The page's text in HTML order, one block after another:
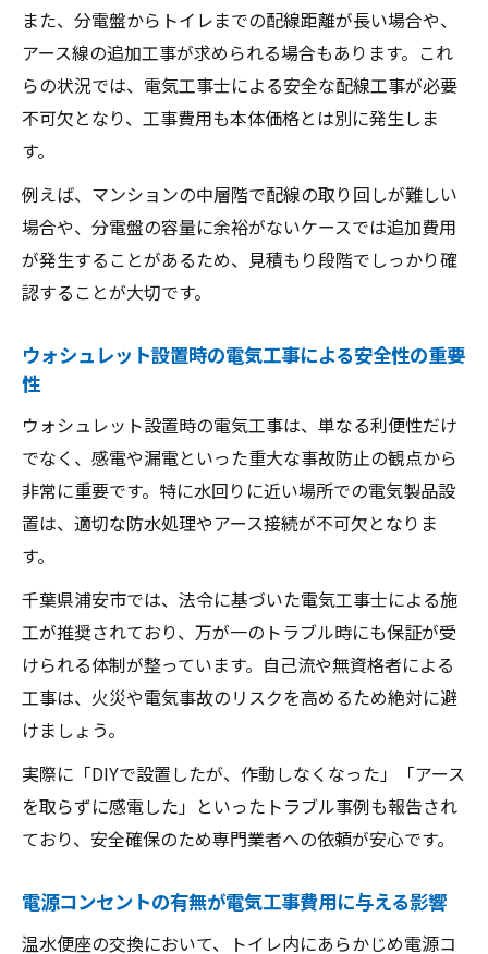
る
電気工事業者依頼時の費用総額チェックポ
イント
DIY交換時に省略できる電気工事費用の注意
交換できないケースに直面した時の対応策
電気工事が原因で温水便座交換が難しい場
合の対応
ウォシュレット交換不可の代表的な電気工
追加電気工事で交換可能となるケースの判
専門業者に相談したい電気工事のトラブル
例
設置不可と判定された際の他の選択肢と費
温水便座設置の前に必要な電気工事の準備
手順
電気工事を伴うウォシュレット交換の流れ
工事現場で確認すべき電気工事のチェック
電気工事の専門家による安全な設置方法
電気工事完了後のウォシュレット動作確認
予算を抑えるための見積もり精査のコツ解明
温水便座交換費用で電気工事費を抑える工
また、分電盤からトイレまでの配線距離が長い場合や、
アース線の追加工事が求められる場合もあります。これ
らの状況では、電気工事士による安全な配線工事が必要
不可欠となり、工事費用も本体価格とは別に発生しま
す。
例えば、マンションの中層階で配線の取り回しが難しい
場合や、分電盤の容量に余裕がないケースでは追加費用
が発生することがあるため、見積もり段階でしっかり確
認することが大切です。
ウォシュレット設置時の電気工事による安全性の重要
性
ウォシュレット設置時の電気工事は、単なる利便性だけ
でなく、感電や漏電といった重大な事故防止の観点から
非常に重要です。特に水回りに近い場所での電気製品設
置は、適切な防水処理やアース接続が不可欠となりま
す。
千葉県浦安市では、法令に基づいた電気工事士による施
工が推奨されており、万が一のトラブル時にも保証が受
けられる体制が整っています。自己流や無資格者による
工事は、火災や電気事故のリスクを高めるため絶対に避
けましょう。
実際に「DIYで設置したが、作動しなくなった」「アース
を取らずに感電した」といったトラブル事例も報告され
ており、安全確保のため専門業者への依頼が安心です。
電源コンセントの有無が電気工事費用に与える影響
温水便座の交換において、トイレ内にあらかじめ電源コ